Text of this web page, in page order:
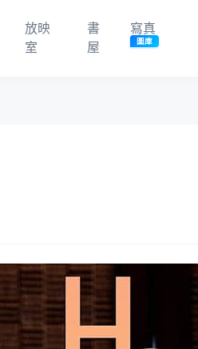
放映
室
書
屋
寫真
圖庫